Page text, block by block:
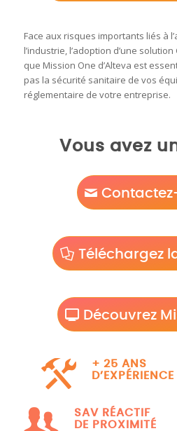
Face aux risques importants liés à
l’industrie, l’adoption d’une
que Mission One d’Alteva est
pas la sécurité sanitaire de vos
réglementaire de votre entreprise.
Vous avez
Téléchargez
Découvrez
+ 25 ANS
D’EXPÉRIENCE
SAV RÉACTIF
DE PROXIMITÉ